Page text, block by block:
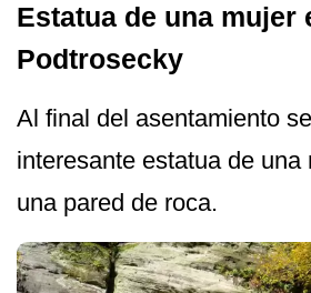
Estatua de una mujer
Podtrosecky
Al final del asentamiento
interesante estatua de una
una pared de roca.